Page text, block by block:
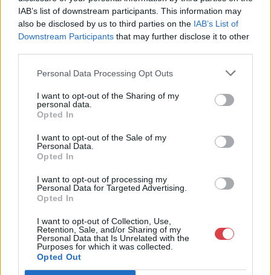
IAB’s list of downstream participants. This information may
also be disclosed by us to third parties on the IAB’s List of
Downstream Participants that may further disclose it to other
Personal Data Processing Opt Outs
I want to opt-out of the Sharing of my
personal data.
Opted In
I want to opt-out of the Sale of my
Personal Data.
Opted In
I want to opt-out of processing my
Personal Data for Targeted Advertising.
Opted In
I want to opt-out of Collection, Use,
Retention, Sale, and/or Sharing of my
Personal Data that Is Unrelated with the
Purposes for which it was collected.
Opted Out
623. tétel:
623. tétel, Szalonasztal
XIX–XX. századi festmények,
Aukció időpontja: 2015-03-25
MEGTEKINTEM
624. tétel:
624. tétel, Tükör
XIX–XX. századi festmények,
Aukció időpontja: 2015-03-25
MEGTEKINTEM